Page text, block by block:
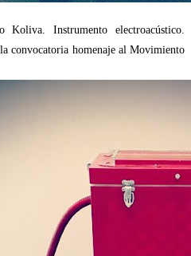
Instrumento electroacústico.
convocatoria homenaje al Movimiento